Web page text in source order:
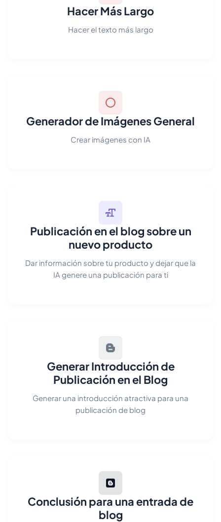
Hacer Más Largo
Hacer el texto más largo
Generador de Imágenes General
Crear imágenes con IA
Publicación en el blog sobre un
nuevo producto
Dar información sobre tu producto y dejar que la
IA genere una publicación para ti
Generar Introducción de
Publicación en el Blog
Generar una introducción atractiva para una
publicación de blog
Conclusión para una entrada de
blog